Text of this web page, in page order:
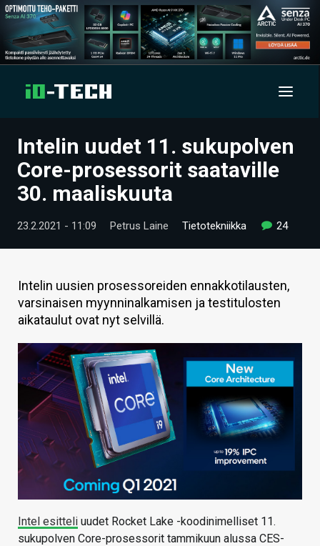
UUTISET
ARTIKKELIT
VIDEOT
TECHBBS
TIETOA
HINTA.FI
VAIHDA TEEMA
HAKU
Intelin uudet 11. sukupolven
Core-prosessorit saataville
30. maaliskuuta
23.2.2021 - 11:09 Petrus Laine Tietotekniikka 24
Intelin uusien prosessoreiden ennakkotilausten,
varsinaisen myynninalkamisen ja testitulosten
aikataulut ovat nyt selvillä.
Intel esitteli uudet Rocket Lake -koodinimelliset 11.
sukupolven Core-prosessorit tammikuun alussa CES-